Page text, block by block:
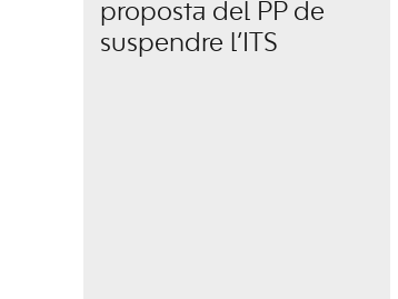
proposta del PP de
suspendre l’ITS